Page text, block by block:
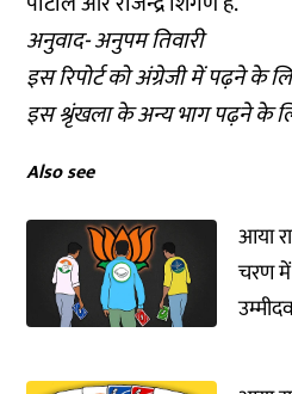
अनुवाद- अनुपम तिवारी
इस रिपोर्ट को अंग्रेजी में पढ़ने के
इस श्रृंखला के अन्य भाग पढ़ने के
Also see
आया
चरण